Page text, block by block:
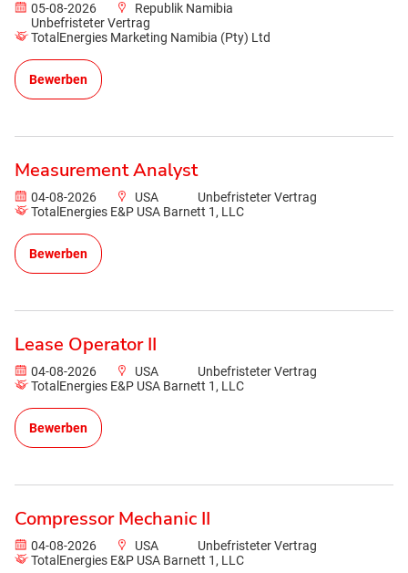
05-08-2026
Republik Namibia
Unbefristeter Vertrag
TotalEnergies Marketing Namibia (Pty) Ltd
Bewerben
Measurement Analyst
04-08-2026 USA
Unbefristeter Vertrag
TotalEnergies E&P USA Barnett 1, LLC
Bewerben
Lease Operator II
04-08-2026 USA
Unbefristeter Vertrag
TotalEnergies E&P USA Barnett 1, LLC
Bewerben
Compressor Mechanic II
04-08-2026 USA
Unbefristeter Vertrag
TotalEnergies E&P USA Barnett 1, LLC